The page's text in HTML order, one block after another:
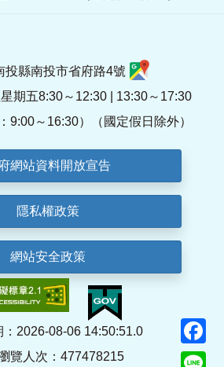
投縣南投市省府路4號
期五8:30～12:30 | 13:30～17:30
9:00～16:30）（國定假日除外）
網站資料開放宣告
隱私權政策
網站安全政策
：2026-08-06 14:50:51.0
覽人次：477478215